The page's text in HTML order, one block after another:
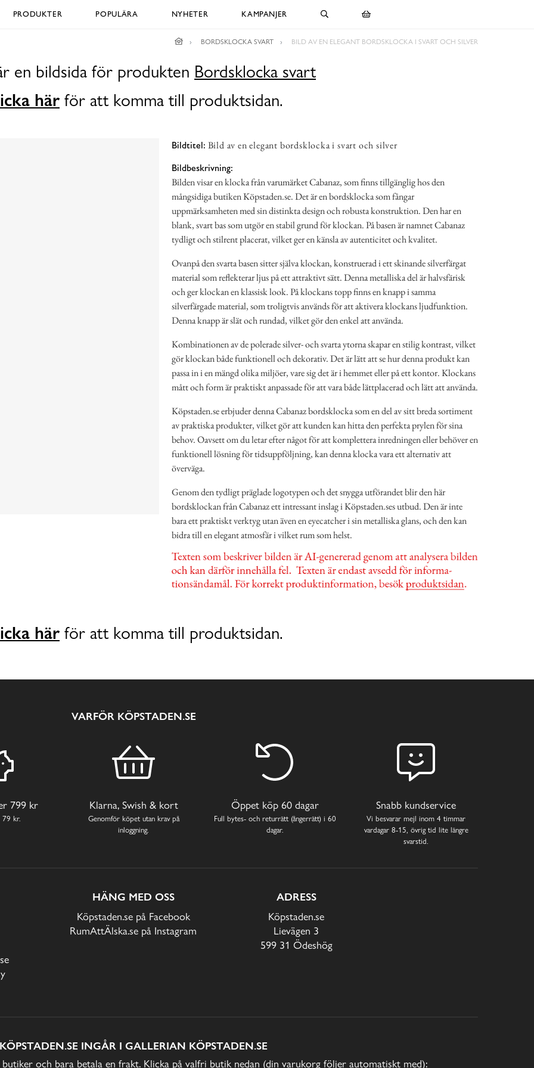
PRODUKTER POPULÄRA NYHETER KAMPANJER
BORDSKLOCKA SVART BILD AV EN ELEGANT BORDSKLOCKA I SVART OCH SILVER
en bildsida för produkten Bordsklocka svart
här för att komma till produktsidan.
Bildtitel: Bild av en elegant bordsklocka i svart och silver
Bildbeskrivning:
Bilden visar en klocka från varumärket Cabanaz, som finns tillgänglig hos den
mångsidiga butiken Köpstaden.se. Det är en bordsklocka som fångar
uppmärksamheten med sin distinkta design och robusta konstruktion. Den har en
blank, svart bas som utgör en stabil grund för klockan. På basen är namnet Cabanaz
tydligt och stilrent placerat, vilket ger en känsla av autenticitet och kvalitet.
Ovanpå den svarta basen sitter själva klockan, konstruerad i ett skinande silverfärgat
material som reflekterar ljus på ett attraktivt sätt. Denna metalliska del är halvsfärisk
och ger klockan en klassisk look. På klockans topp finns en knapp i samma
silverfärgade material, som troligtvis används för att aktivera klockans ljudfunktion.
Denna knapp är slät och rundad, vilket gör den enkel att använda.
Kombinationen av de polerade silver- och svarta ytorna skapar en stilig kontrast, vilket
gör klockan både funktionell och dekorativ. Det är lätt att se hur denna produkt kan
passa in i en mängd olika miljöer, vare sig det är i hemmet eller på ett kontor. Klockans
mått och form är praktiskt anpassade för att vara både lättplacerad och lätt att använda.
Köpstaden.se erbjuder denna Cabanaz bordsklocka som en del av sitt breda sortiment
av praktiska produkter, vilket gör att kunden kan hitta den perfekta prylen för sina
behov. Oavsett om du letar efter något för att komplettera inredningen eller behöver en
funktionell lösning för tidsuppföljning, kan denna klocka vara ett alternativ att
överväga.
Genom den tydligt präglade logotypen och det snygga utförandet blir den här
bordsklockan från Cabanaz ett intressant inslag i Köpstaden.ses utbud. Den är inte
bara ett praktiskt verktyg utan även en eyecatcher i sin metalliska glans, och den kan
bidra till en elegant atmosfär i vilket rum som helst.
här för att komma till produktsidan.
VARFÖR KÖPSTADEN.SE
799 kr
79 kr.
Klarna, Swish & kort
Genomför köpet utan krav på
inloggning.
Öppet köp 60 dagar
Full bytes- och returrätt (ångerrätt) i 60
dagar.
Snabb kundservice
Vi besvarar mejl inom 4 timmar
vardagar 8-15, övrig tid lite längre
svarstid.
HÄNG MED OSS
Köpstaden.se på Facebook
RumAttÄlska.se på Instagram
ADRESS
Köpstaden.se
Lievägen 3
599 31 Ödeshög
KÖPSTADEN.SE INGÅR I GALLERIAN KÖPSTADEN.SE
och bara betala en frakt. Klicka på valfri butik nedan (din varukorg följer automatiskt med):